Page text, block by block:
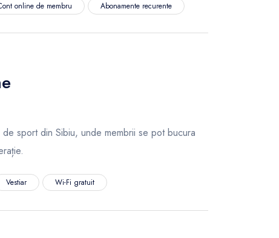
online de membru Abonamente recurente
sport din Sibiu, unde membrii se pot bucura
Vestiar Wi-Fi gratuit